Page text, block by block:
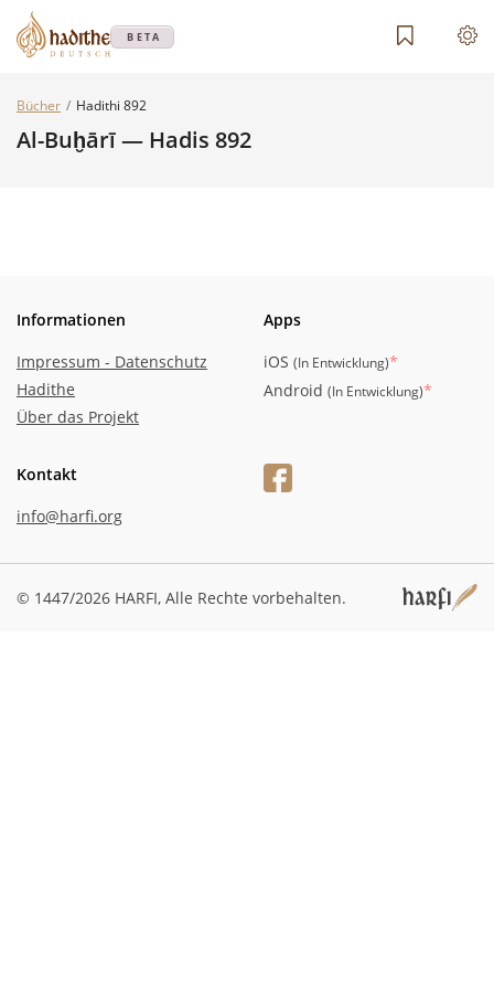
BETA
Bücher Hadithi 892
Al-Buḫārī — Hadis 892
Informationen
Impressum - Datenschutz
Hadithe
Über das Projekt
Apps
iOS (In Entwicklung)*
Android (In Entwicklung)*
Kontakt
info@harfi.org
© 1447/2026 HARFI, Alle Rechte vorbehalten.